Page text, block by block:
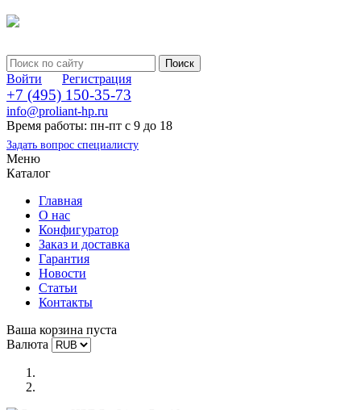
Войти Регистрация
+7 (495) 150-35-73
info@proliant-hp.ru
Время работы: пн-пт с 9 до 18
Задать вопрос специалисту
Меню
Каталог
Главная
О нас
Конфигуратор
Заказ и доставка
Гарантия
Новости
Статьи
Контакты
Ваша корзина пуста
Валюта